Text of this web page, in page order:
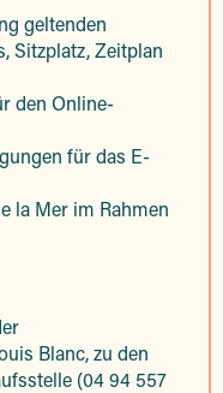
geltenden
Sitzplatz, Zeitplan
den Online-
für das E-
la Mer im Rahmen
Blanc, zu den
(04 94 557